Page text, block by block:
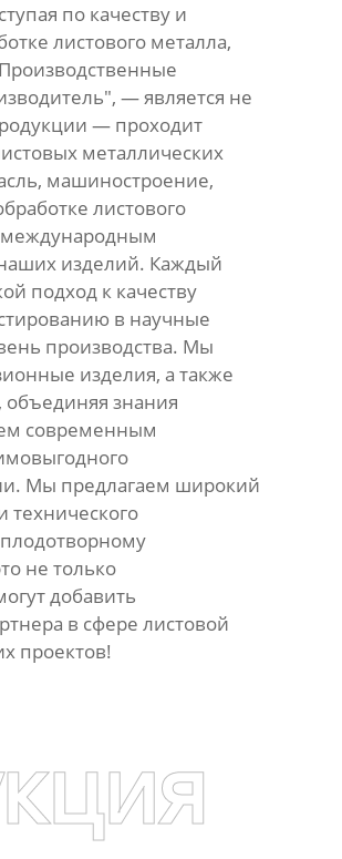
по качеству и
листового металла,
— является не
— проходит
металлических
машиностроение,
листового
международным
изделий. Каждый
подход к качеству
в научные
производства. Мы
изделия, а также
знания
современным
Мы предлагаем широкий
технического
не только
добавить
в сфере листовой
проектов!